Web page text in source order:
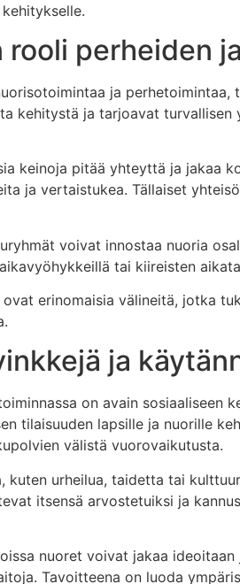
perheiden
ja
kehitystä ja tarjoavat
keinoja pitää yhteyttä ja jakaa
ja vertaistukea. Tällaiset
voivat innostaa nuoria
tai kiireisten
erinomaisia välineitä, jotka
ja
on avain sosiaaliseen
tilaisuuden lapsille ja nuorille
välistä vuorovaikutusta.
urheilua, taidetta tai
itsensä arvostetuiksi ja
nuoret voivat jakaa
Tavoitteena on luoda